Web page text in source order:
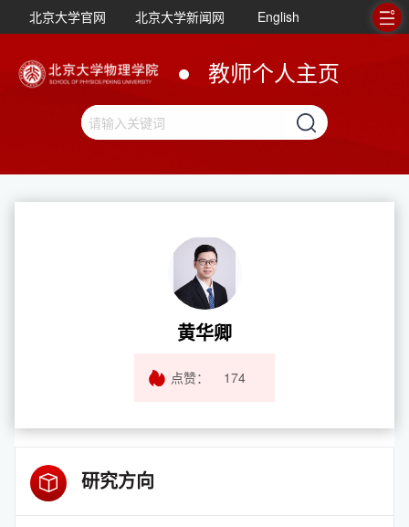
北京大学官网 北京大学新闻网 English
教师个人主页
黄华卿
点赞： 174
研究方向